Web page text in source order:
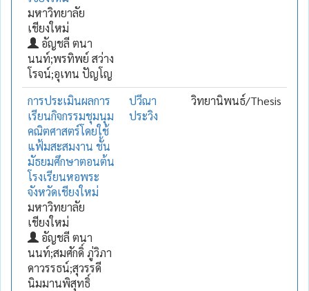
มหาวิทยาลัย
เชียงใหม่
อัญชลี ตนา
นนท์;พรทิพย์ สว่าง
โรจน์;อุเทน ปัญโญ
การประเมินผลการ
เรียนกิจกรรมชุมนุม
คณิตศาสตร์โดยใช้
แฟ้มสะสมงาน ชั้น
มัธยมศึกษาตอนต้น
โรงเรียนหอพระ
จังหวัดเชียงใหม่
มหาวิทยาลัย
เชียงใหม่
อัญชลี ตนา
นนท์;สมศักดิ์ ภู่วิภา
ดาวรรธน์;สุวรรดี
นิมมานพิสุทธิ์
ปวีณา
ประวิง
วิทยานิพนธ์/Thesis